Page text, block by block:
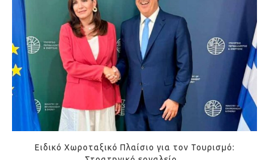
Ειδικό Χωροταξικό Πλαίσιο για τον Τουρισμό: